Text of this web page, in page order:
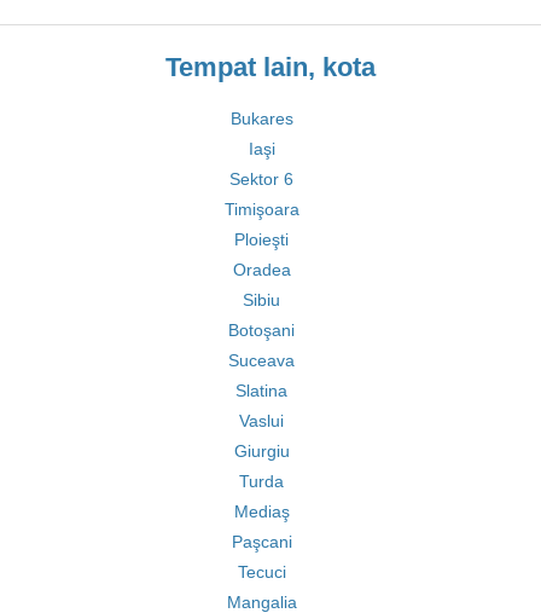
Tempat lain, kota
Bukares
Iaşi
Sektor 6
Timişoara
Ploieşti
Oradea
Sibiu
Botoşani
Suceava
Slatina
Vaslui
Giurgiu
Turda
Mediaş
Paşcani
Tecuci
Mangalia